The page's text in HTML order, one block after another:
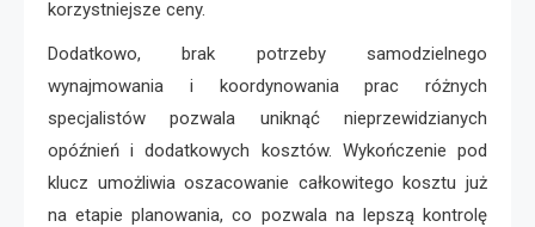
korzystniejsze ceny.
Dodatkowo, brak potrzeby samodzielnego
wynajmowania i koordynowania prac różnych
specjalistów pozwala uniknąć nieprzewidzianych
opóźnień i dodatkowych kosztów. Wykończenie pod
klucz umożliwia oszacowanie całkowitego kosztu już
na etapie planowania, co pozwala na lepszą kontrolę